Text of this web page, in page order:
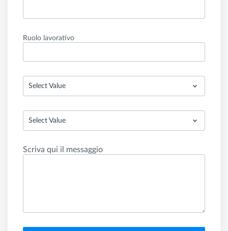
Ruolo lavorativo
Select Value
Select Value
Scriva qui il messaggio